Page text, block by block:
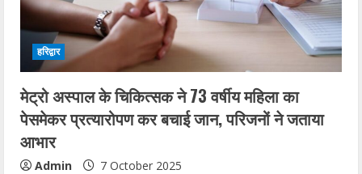
हरिद्वार
मेट्रो अस्पाल के चिकित्सक ने 73 वर्षीय महिला का
पेसमेकर प्रत्यारोपण कर बचाई जान, परिजनों ने जताया
आभार
Admin 7 October 2025